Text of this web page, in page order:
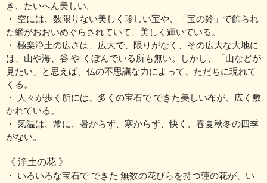
き、たいへん美しい。
・ 空には、数限りない美しく珍しい宝や、「宝の鈴」で飾られ
た網がおおいめぐらされていて、美しく輝いている。
・ 極楽浄土の広さは、広大で、限りがなく、その広大な大地に
は、山や海、谷 や くぼんでいる所も無い。しかし、「山などが
見たい」と思えば、仏の不思議な力によって、ただちに現れて
くる。
・ 人々が歩く所には、多くの宝石で できた美しい布が、広く敷
かれている。
・ 気温は、常に、暑からず、寒からず、快く、春夏秋冬の四季
がない。
《 浄土の花 》
・ いろいろな宝石で できた 無数の花びらを持つ蓮の花が、い